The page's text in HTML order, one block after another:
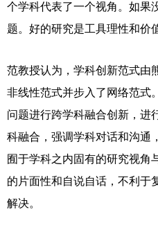
个学科代表了一个视角。如果
题。好的研究是工具理性和价
范教授认为，学科创新范式由
非线性范式并步入了网络范式
问题进行跨学科融合创新，进
科融合，强调学科对话和沟通
囿于学科之内固有的研究视角
的片面性和自说自话，不利于
解决。